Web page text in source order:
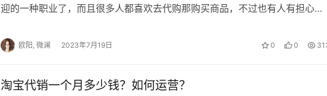
迎的一种职业了，而且很多人都喜欢去代购那购买商品，不过也有人有担心，
欧阳, 微澜 2023年7月19日 0 0
淘宝代销一个月多少钱？如何运营？